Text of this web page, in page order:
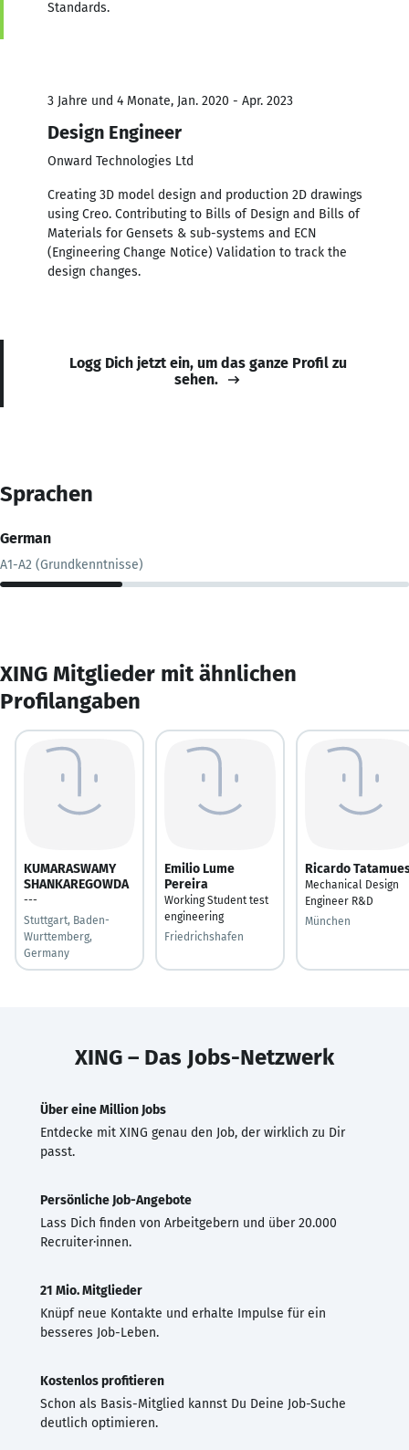
Standards.
3 Jahre und 4 Monate, Jan. 2020 - Apr. 2023
Design Engineer
Onward Technologies Ltd
Creating 3D model design and production 2D drawings
using Creo. Contributing to Bills of Design and Bills of
Materials for Gensets & sub-systems and ECN
(Engineering Change Notice) Validation to track the
design changes.
Logg Dich jetzt ein, um das ganze Profil zu
sehen.
Sprachen
German
A1-A2 (Grundkenntnisse)
XING Mitglieder mit ähnlichen
Profilangaben
KUMARASWAMY
SHANKAREGOWDA
---
Stuttgart, Baden-
Wurttemberg,
Germany
Emilio Lume
Pereira
Working Student test
engineering
Friedrichshafen
Ricardo
Mechanical Design
Engineer R&D
München
XING – Das Jobs-Netzwerk
Über eine Million Jobs
Entdecke mit XING genau den Job, der wirklich zu Dir
passt.
Persönliche Job-Angebote
Lass Dich finden von Arbeitgebern und über 20.000
Recruiter·innen.
21 Mio. Mitglieder
Knüpf neue Kontakte und erhalte Impulse für ein
besseres Job-Leben.
Kostenlos profitieren
Schon als Basis-Mitglied kannst Du Deine Job-Suche
deutlich optimieren.